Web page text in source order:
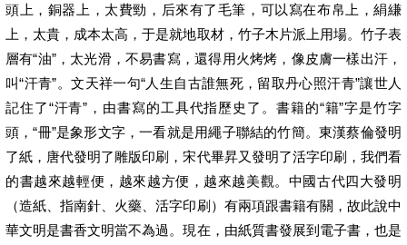
頭上，銅器上，太費勁，后來有了毛筆，可以寫在布帛上，絹縑
上，太貴，成本太高，于是就地取材，竹子木片派上用場。竹子表
層有“油”，太光滑，不易書寫，還得用火烤烤，像皮膚一樣出汗，
叫“汗青”。文天祥一句“人生自古誰無死，留取丹心照汗青”讓世人
記住了“汗青”，由書寫的工具代指歷史了。書籍的“籍”字是竹字
頭，“冊”是象形文字，一看就是用繩子聯結的竹簡。東漢蔡倫發明
了紙，唐代發明了雕版印刷，宋代畢昇又發明了活字印刷，我們看
的書越來越輕便，越來越方便，越來越美觀。中國古代四大發明
（造紙、指南針、火藥、活字印刷）有兩項跟書籍有關，故此說中
華文明是書香文明當不為過。現在，由紙質書發展到電子書，也是